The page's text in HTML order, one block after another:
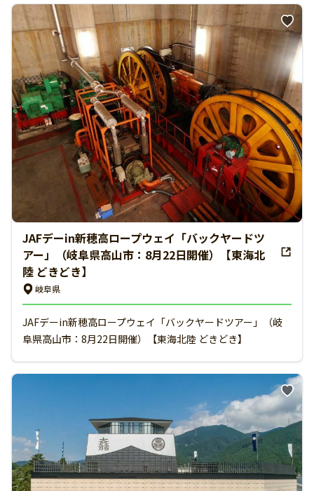
JAFデーin新穂高ロープウェイ「バックヤードツ
アー」（岐阜県高山市：8月22日開催）【東海北
陸 どきどき】
岐阜県
JAFデーin新穂高ロープウェイ「バックヤードツアー」（岐
阜県高山市：8月22日開催）【東海北陸 どきどき】